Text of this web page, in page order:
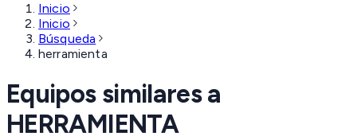
Inicio
Inicio
Búsqueda
herramienta
Equipos similares a
HERRAMIENTA